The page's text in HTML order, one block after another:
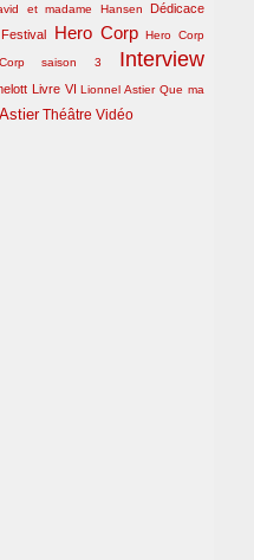
et madame Hansen
Dédicace
Festival Hero Corp Hero Corp
saison 3 Interview
Livre VI Lionnel Astier Que ma
Théâtre Vidéo